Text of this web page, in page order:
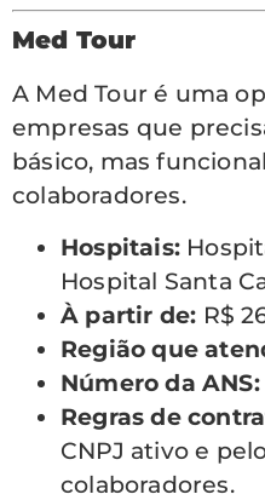
Med Tour
A Med Tour é uma
empresas que
básico, mas
colaboradores.
Hospitais:
Hospital Santa
À partir de: R$
Região que
Número da ANS:
Regras de
CNPJ ativo e
colaboradores.